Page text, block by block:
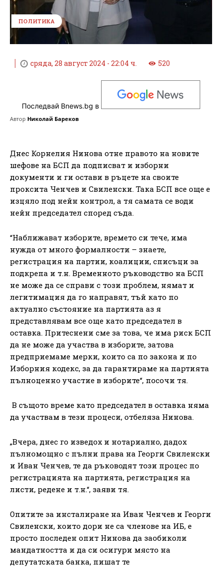
ПОЛИТИКА
сряда, 28 август 2024 - 22:04 ч. 520
Последвай Bnews.bg в
Автор Николай Бареков
Днес Корнелия Нинова отне правото на новите
шефове на БСП да подписват и изборни
документи и ги остави в ръцете на своите
проксита Ченчев и Свиленски. Така БСП все още е
изцяло под нейн контрол, а тя самата се води
нейн председател според съда.
“Наближават изборите, времето си тече, има
нужда от много формалности – знаете,
регистрация на партии, коалиции, списъци за
подкрепа и т.н. Временното ръководство на БСП
не може да се справи с този проблем, нямат и
легитимация да го направят, тъй като по
актуално състояние на партията аз я
представлявам все още като председател в
оставка. Притеснени сме за това, че има риск БСП
да не може да участва в изборите, затова
предприемаме мерки, които са по закона и по
Изборния кодекс, за да гарантираме на партията
пълноценно участие в изборите“, посочи тя.
В същото време като председател в оставка няма
да участвам в тези процеси, отбеляза Нинова.
„Вчера, днес го изведох и нотариално, дадох
пълномощно с пълни права на Георги Свиленски
и Иван Ченчев, те да ръководят този процес по
регистрацията на партията, регистрация на
листи, редене и т.н.“, заяви тя.
Опитите за инсталиране на Иван Ченчев и Георги
Свиленски, които дори не са членове на ИБ, е
просто последен опит Нинова да заобиколи
мандатността и да си осигури място на
депутатската банка, пишат те